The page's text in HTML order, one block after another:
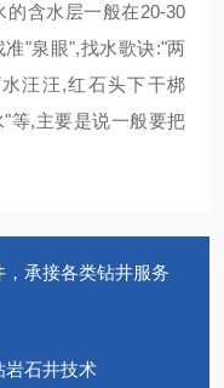
含水层一般在20-30
"泉眼",找水歌诀:"两
汪汪,红石头下干梆
等,主要是说一般要把
，承接各类钻井服务
岩石井技术